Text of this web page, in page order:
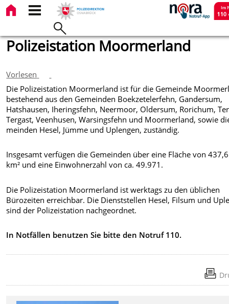
Polizeistation Moormerland
Vorlesen
Die Polizeistation Moormerland ist für die Gemeinde
bestehend aus den Ge­meinden Boekzetelerfehn, Gandersum,
Hatshausen, Iheringsfehn, Neermoor, Oldersum, Rorichum,
Tergast, Veenhusen, Warsingsfehn und Moormerland, sowie
meinden Hesel, Jümme und Uplengen, zuständig.
Insgesamt verfügen die Gemeinden über eine Fläche von
km² und eine Einwohnerzahl von ca. 49.971.
Die Polizeistation Moormerland ist werktags zu den üblichen
Bürozeiten erreichbar. Die Dienststellen Hesel, Filsum und
sind der Polizeistation nachgeordnet.
In Notfällen benutzen Sie bitte den Notruf 110.